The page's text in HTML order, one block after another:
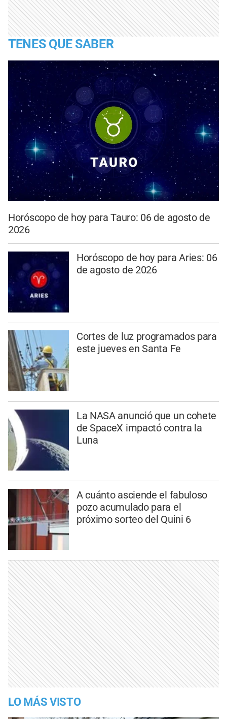
TENES QUE SABER
Horóscopo de hoy para Tauro: 06 de agosto de
2026
Horóscopo de hoy para Aries: 06
de agosto de 2026
Cortes de luz programados para
este jueves en Santa Fe
La NASA anunció que un cohete
de SpaceX impactó contra la
Luna
A cuánto asciende el fabuloso
pozo acumulado para el
próximo sorteo del Quini 6
LO MÁS VISTO